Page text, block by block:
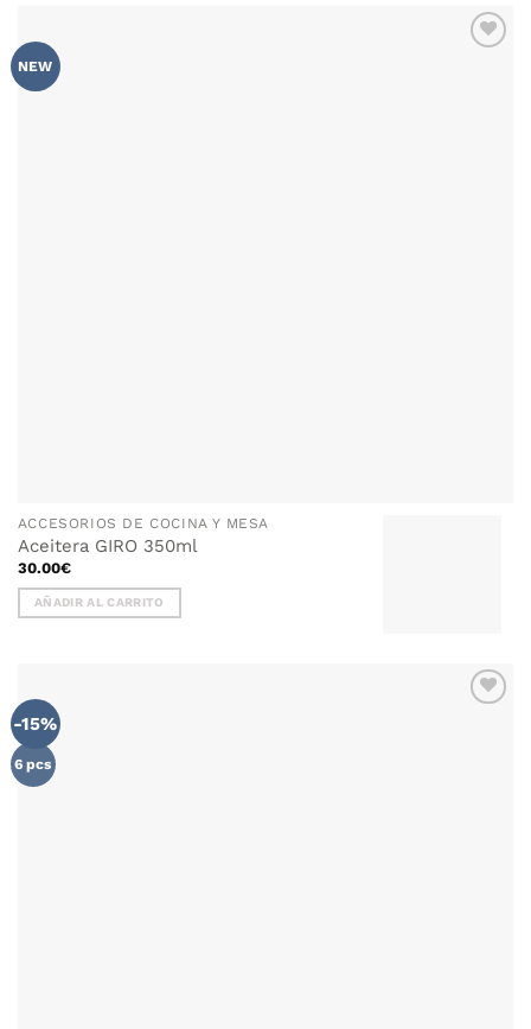
NEW
ACCESORIOS DE COCINA Y MESA
Aceitera GIRO 350ml
30.00€
AÑADIR AL CARRITO
-15%
6 pcs